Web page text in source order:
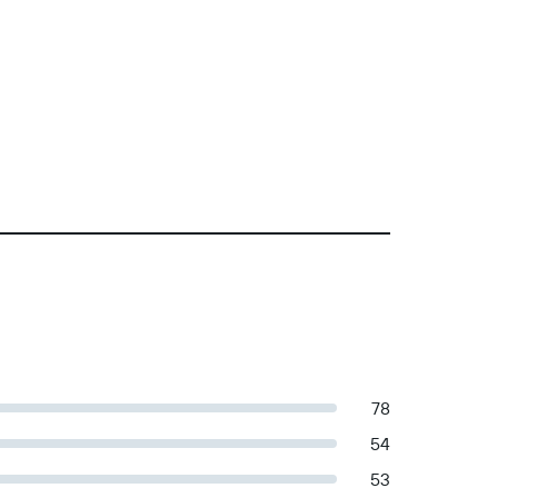
78
54
53